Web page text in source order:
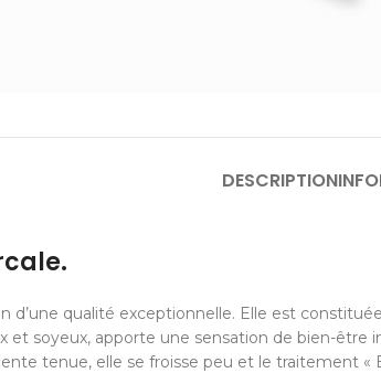
DESCRIPTION
d’une qualité exceptionnelle. Elle est
et soyeux, apporte une sensation de bien-
tenue, elle se froisse peu et le traitement «